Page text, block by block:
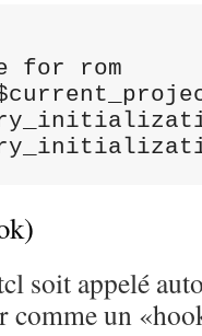
for rom
soit appelé
un